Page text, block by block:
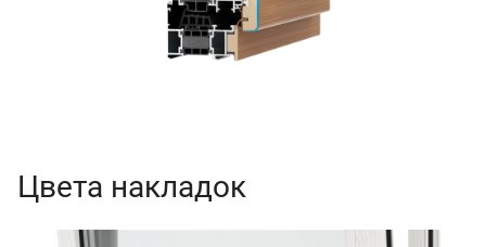
Цвета накладок